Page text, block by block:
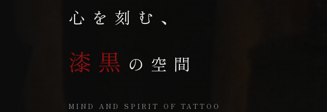
心を刻む、
漆黒 の空間
MIND AND SPIRIT OF TATTOO